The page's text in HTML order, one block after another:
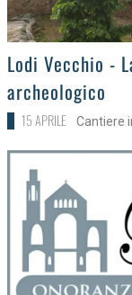
>Lodi Vecchio -
archeologico
15 APRILE Cantiere